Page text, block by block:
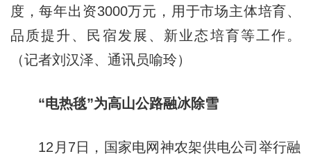
度，每年出资3000万元，用于市场主体培育、
品质提升、民宿发展、新业态培育等工作。
（记者刘汉泽、通讯员喻玲）
“电热毯”为高山公路融冰除雪
12月7日，国家电网神农架供电公司举行融